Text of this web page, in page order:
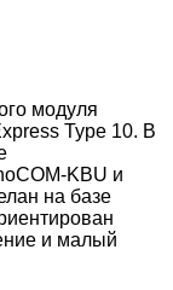
модуля
Type 10. В
KBU и
на базе
и малый